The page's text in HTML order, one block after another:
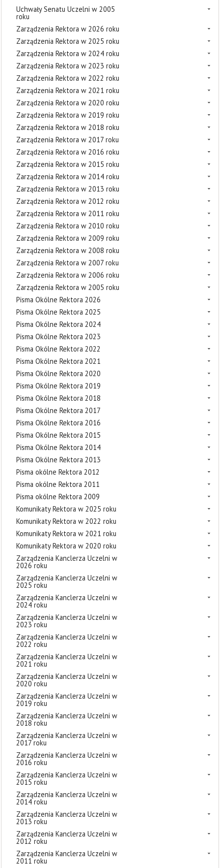
Uchwały Senatu Uczelni w 2005
roku
Zarządzenia Rektora w 2026 roku
Zarządzenia Rektora w 2025 roku
Zarządzenia Rektora w 2024 roku
Zarządzenia Rektora w 2023 roku
Zarządzenia Rektora w 2022 roku
Zarządzenia Rektora w 2021 roku
Zarządzenia Rektora w 2020 roku
Zarządzenia Rektora w 2019 roku
Zarządzenia Rektora w 2018 roku
Zarządzenia Rektora w 2017 roku
Zarządzenia Rektora w 2016 roku
Zarządzenia Rektora w 2015 roku
Zarządzenia Rektora w 2014 roku
Zarządzenia Rektora w 2013 roku
Zarządzenia Rektora w 2012 roku
Zarządzenia Rektora w 2011 roku
Zarządzenia Rektora w 2010 roku
Zarządzenia Rektora w 2009 roku
Zarządzenia Rektora w 2008 roku
Zarządzenia Rektora w 2007 roku
Zarządzenia Rektora w 2006 roku
Zarządzenia Rektora w 2005 roku
Pisma Okólne Rektora 2026
Pisma Okólne Rektora 2025
Pisma Okólne Rektora 2024
Pisma Okólne Rektora 2023
Pisma Okólne Rektora 2022
Pisma Okólne Rektora 2021
Pisma Okólne Rektora 2020
Pisma Okólne Rektora 2019
Pisma Okólne Rektora 2018
Pisma Okólne Rektora 2017
Pisma Okólne Rektora 2016
Pisma Okólne Rektora 2015
Pisma Okólne Rektora 2014
Pisma Okólne Rektora 2013
Pisma okólne Rektora 2012
Pisma okólne Rektora 2011
Pisma okólne Rektora 2009
Komunikaty Rektora w 2025 roku
Komunikaty Rektora w 2022 roku
Komunikaty Rektora w 2021 roku
Komunikaty Rektora w 2020 roku
Zarządzenia Kanclerza Uczelni w
2026 roku
Zarządzenia Kanclerza Uczelni w
2025 roku
Zarządzenia Kanclerza Uczelni w
2024 roku
Zarządzenia Kanclerza Uczelni w
2023 roku
Zarządzenia Kanclerza Uczelni w
2022 roku
Zarządzenia Kanclerza Uczelni w
2021 roku
Zarządzenia Kanclerza Uczelni w
2020 roku
Zarządzenia Kanclerza Uczelni w
2019 roku
Zarządzenia Kanclerza Uczelni w
2018 roku
Zarządzenia Kanclerza Uczelni w
2017 roku
Zarządzenia Kanclerza Uczelni w
2016 roku
Zarządzenia Kanclerza Uczelni w
2015 roku
Zarządzenia Kanclerza Uczelni w
2014 roku
Zarządzenia Kanclerza Uczelni w
2013 roku
Zarządzenia Kanclerza Uczelni w
2012 roku
Zarządzenia Kanclerza Uczelni w
2011 roku